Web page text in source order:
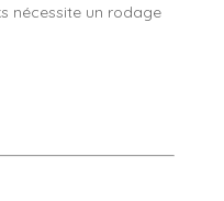
nécessite un rodage